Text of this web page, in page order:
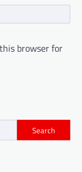
browser for
Search